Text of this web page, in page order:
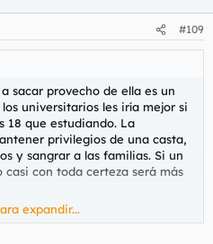
#109
sacar provecho de ella es un
universitarios les iría mejor si
18 que estudiando. La
privilegios de una casta,
y sangrar a las familias. Si un
con toda certeza será más
universitarios que aquí, ¿qué
expandir...